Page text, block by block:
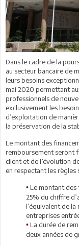
Dans le cadre de la
au secteur bancaire de
leurs besoins
mai 2020 permettant
professionnels de
exclusivement les
d’exploitation de
la préservation de la
Le montant des
remboursement seront
client et de l’évolution
en respectant les règles
• Le montant des
25% du chiffre
l’équivalent de
entreprises
• La durée de
deux années de